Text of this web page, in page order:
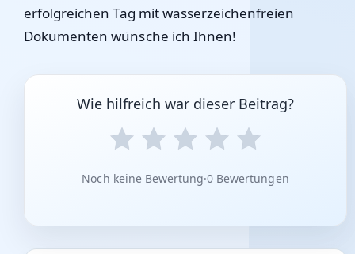
erfolgreichen Tag mit wasserzeichenfreien
Dokumenten wünsche ich Ihnen!
Wie hilfreich war dieser Beitrag?
Noch keine Bewertung·0 Bewertungen